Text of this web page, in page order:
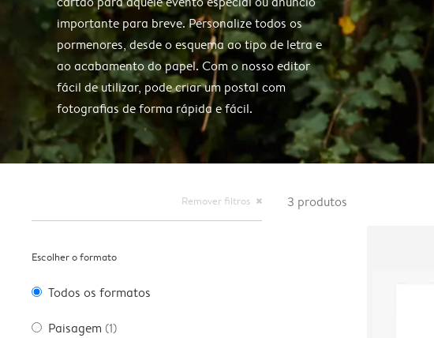
importante para breve. Personalize todos os
pormenores, desde o esquema ao tipo de letra e
ao acabamento do papel. Com o nosso editor
fácil de utilizar, pode criar um postal com
fotografias de forma rápida e fácil.
Remover filtros close
Escolher o formato
Todos os formatos
Paisagem (1)
3 produtos